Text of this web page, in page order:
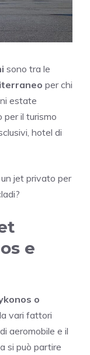
sono tra le
per chi
estate
il turismo
hotel di
jet privato per
e
o
vari fattori
aeromobile e il
si può partire